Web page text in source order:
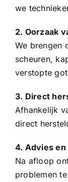
we
2. Oorzaak
We brengen
scheuren,
verstopte
3. Direct
Afhankelijk
direct
4. Advies
Na afloop
problemen